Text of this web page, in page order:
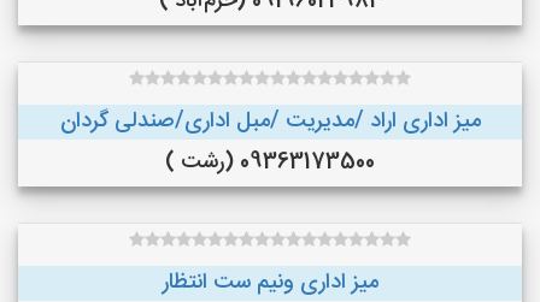
میز اداری اراد /مدیریت /مبل اداری/صندلی گردان
09363173500 (رشت )
میز اداری ونیم ست انتظار